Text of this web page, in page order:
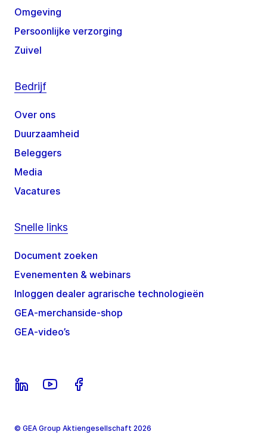
Omgeving
Persoonlijke verzorging
Zuivel
Bedrijf
Over ons
Duurzaamheid
Beleggers
Media
Vacatures
Snelle links
Document zoeken
Evenementen & webinars
Inloggen dealer agrarische technologieën
GEA-merchanside-shop
GEA-video’s
© GEA Group Aktiengesellschaft 2026